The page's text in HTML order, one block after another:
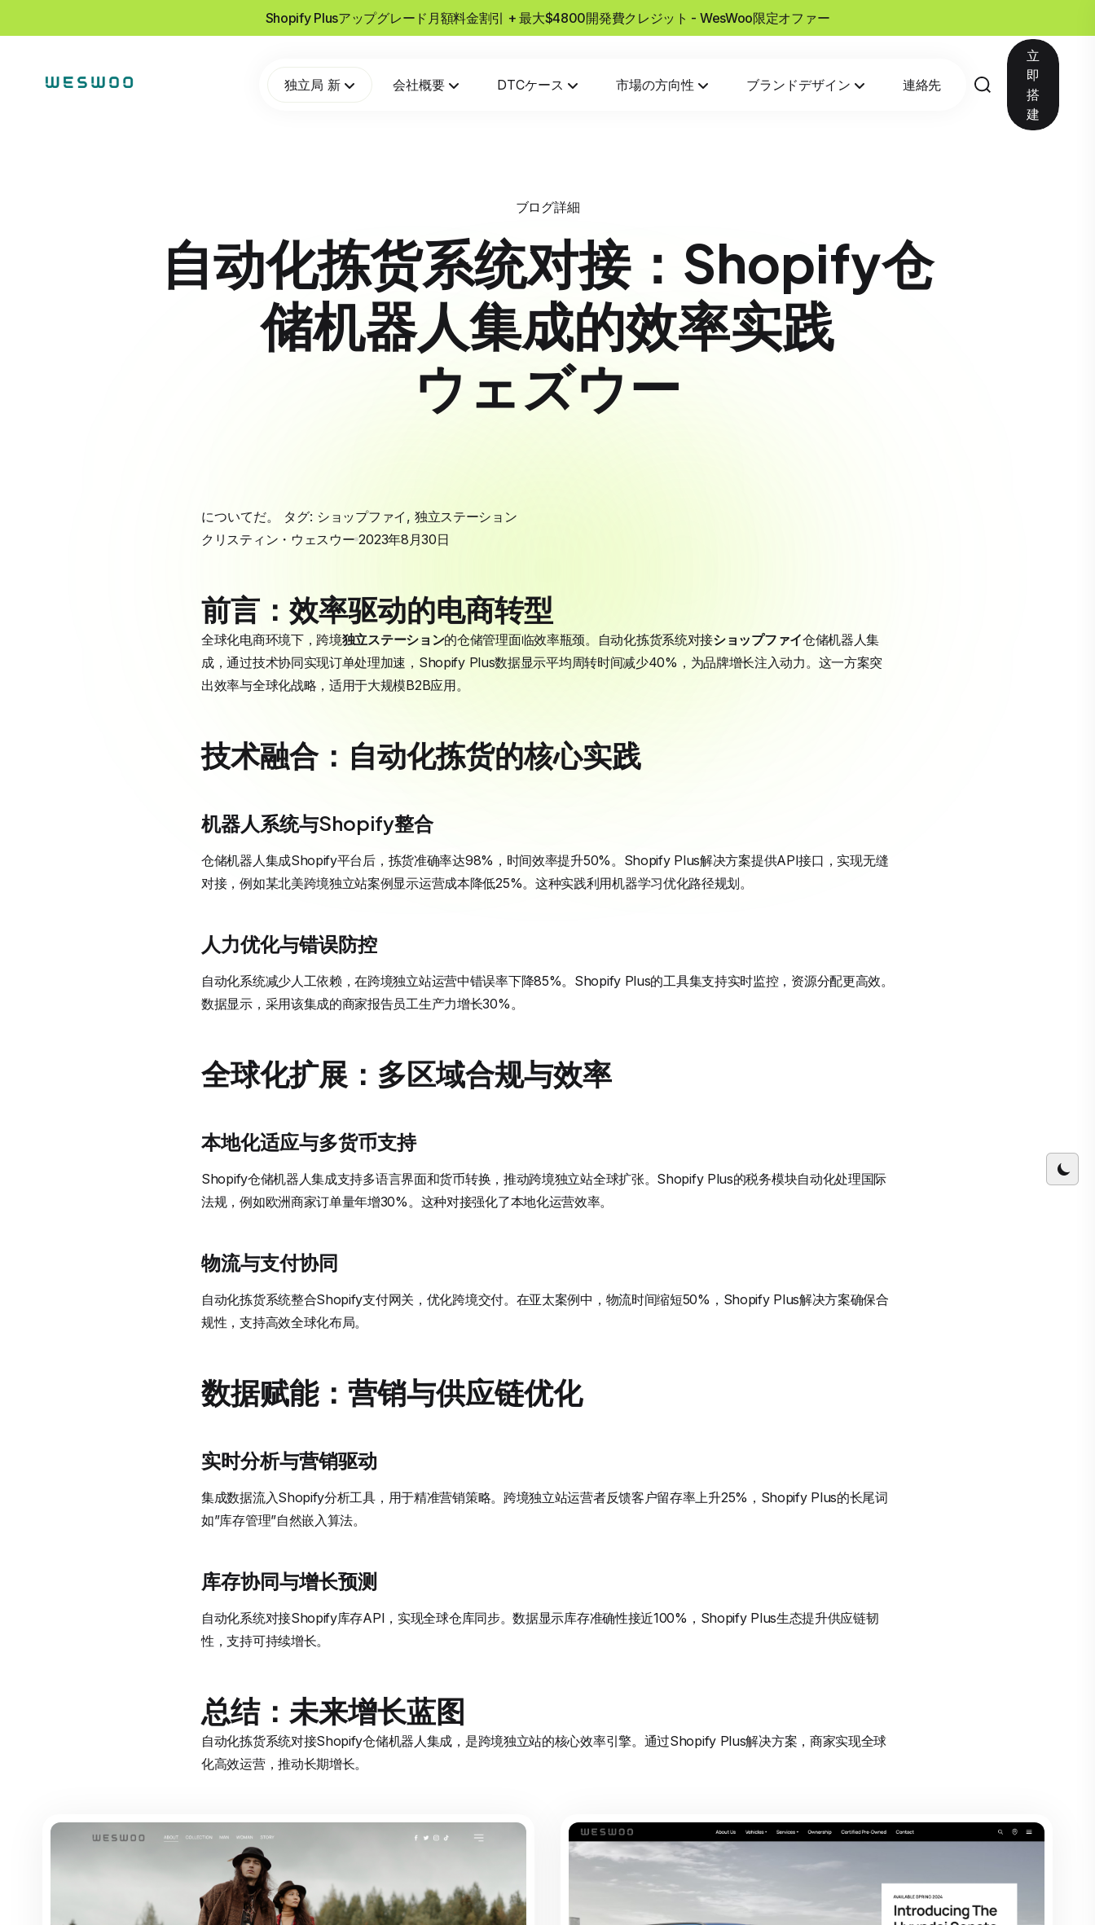
Shopify Plusアップグレード月額料金割引 + 最大$4800開発費クレジット - WesWoo限定オファー
独立局 新 会社概要 DTCケース 市場の方向性 ブランドデザイン 連絡先
立
即
搭
建
ブログ詳細
自动化拣货系统对接：Shopify仓
储机器人集成的效率实践
ウェズウー
についてだ。 タグ: ショップファイ , 独立ステーション
クリスティン・ウェスウー 2023年8月30日
前言：效率驱动的电商转型
全球化电商环境下，跨境独立ステーション的仓储管理面临效率瓶颈。自动化拣货系统对接ショップファイ仓储机器人集
成，通过技术协同实现订单处理加速，Shopify Plus数据显示平均周转时间减少40%，为品牌增长注入动力。这一方案突
出效率与全球化战略，适用于大规模B2B应用。
技术融合：自动化拣货的核心实践
机器人系统与Shopify整合
仓储机器人集成Shopify平台后，拣货准确率达98%，时间效率提升50%。Shopify Plus解决方案提供API接口，实现无缝
对接，例如某北美跨境独立站案例显示运营成本降低25%。这种实践利用机器学习优化路径规划。
人力优化与错误防控
自动化系统减少人工依赖，在跨境独立站运营中错误率下降85%。Shopify Plus的工具集支持实时监控，资源分配更高效。
数据显示，采用该集成的商家报告员工生产力增长30%。
全球化扩展：多区域合规与效率
本地化适应与多货币支持
Shopify仓储机器人集成支持多语言界面和货币转换，推动跨境独立站全球扩张。Shopify Plus的税务模块自动化处理国际
法规，例如欧洲商家订单量年增30%。这种对接强化了本地化运营效率。
物流与支付协同
自动化拣货系统整合Shopify支付网关，优化跨境交付。在亚太案例中，物流时间缩短50%，Shopify Plus解决方案确保合
规性，支持高效全球化布局。
数据赋能：营销与供应链优化
实时分析与营销驱动
集成数据流入Shopify分析工具，用于精准营销策略。跨境独立站运营者反馈客户留存率上升25%，Shopify Plus的长尾词
如”库存管理”自然嵌入算法。
库存协同与增长预测
自动化系统对接Shopify库存API，实现全球仓库同步。数据显示库存准确性接近100%，Shopify Plus生态提升供应链韧
性，支持可持续增长。
总结：未来增长蓝图
自动化拣货系统对接Shopify仓储机器人集成，是跨境独立站的核心效率引擎。通过Shopify Plus解决方案，商家实现全球
化高效运营，推动长期增长。